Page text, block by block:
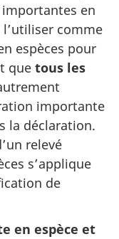
importantes en
l’utiliser comme
espèces pour
que tous les
importante
la déclaration.
relevé
s’applique
de
en espèce et